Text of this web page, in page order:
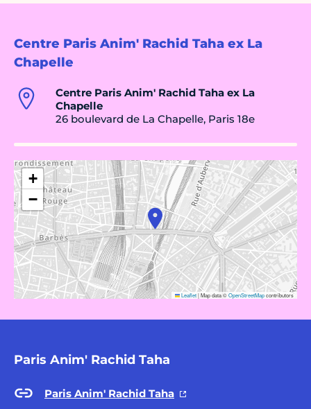
Centre Paris Anim' Rachid Taha ex La
Chapelle
Centre Paris Anim' Rachid Taha ex La
Chapelle
26 boulevard de La Chapelle, Paris 18e
+
−
Leaflet|Map data ©OpenStreetMapcontributors
Paris Anim' Rachid Taha
Paris Anim' Rachid Taha